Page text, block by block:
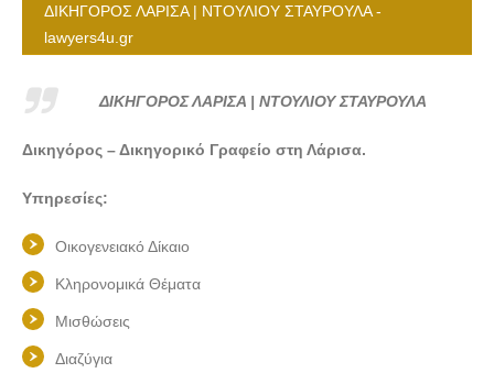
ΔΙΚΗΓΟΡΟΣ ΛΑΡΙΣΑ | ΝΤΟΥΛΙΟΥ ΣΤΑΥΡΟΥΛΑ -
lawyers4u.gr
ΔΙΚΗΓΟΡΟΣ ΛΑΡΙΣΑ | ΝΤΟΥΛΙΟΥ ΣΤΑΥΡΟΥΛΑ
Δικηγόρος – Δικηγορικό Γραφείο στη Λάρισα.
Υπηρεσίες:
Οικογενειακό Δίκαιο
Κληρονομικά Θέματα
Μισθώσεις
Διαζύγια